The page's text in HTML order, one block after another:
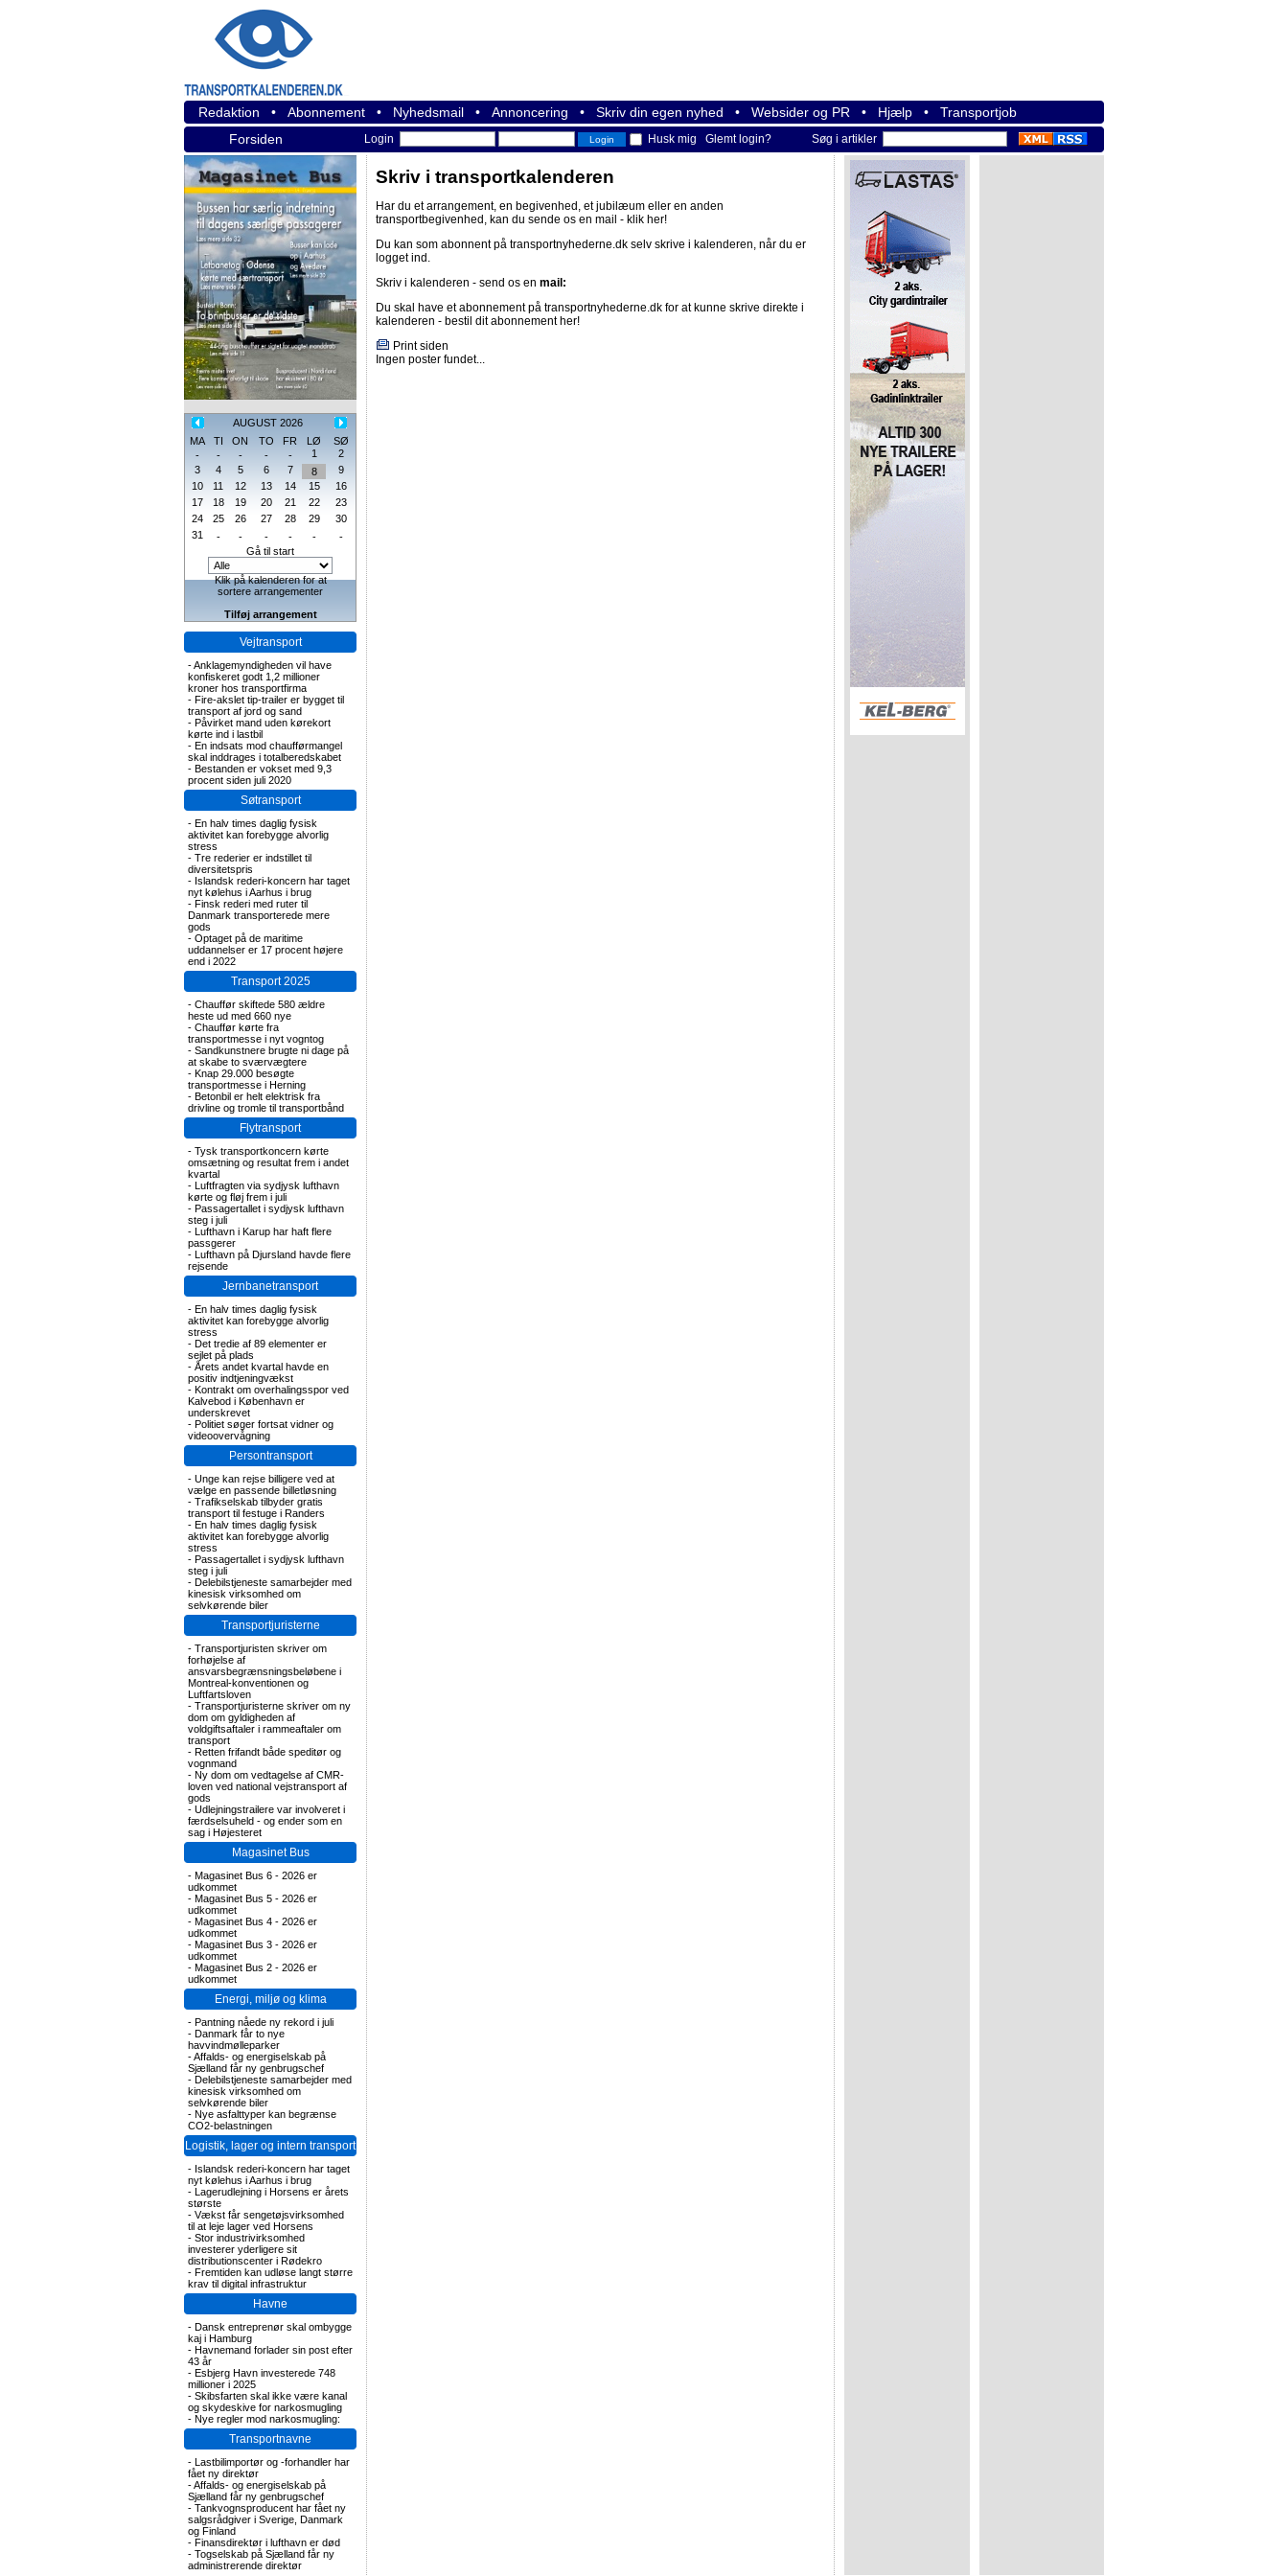
Redaktion • Abonnement • Nyhedsmail • Annoncering • Skriv din egen nyhed • Websider og PR • Hjælp • Transportjob
Forsiden
Login Husk mig Glemt login? Søg i artikler
AUGUST 2026
MA
TI ON TO FR LØ
SØ
-
- - - - 1
2
3
4 5 6 7 8
9
10
11 12 13 14 15
16
17
18 19 20 21 22
23
24
25 26 27 28 29
30
31
- - - - -
-
Gå til start
Klik på kalenderen for at
sortere arrangementer
Tilføj arrangement
Vejtransport
-Anklagemyndigheden vil have
konfiskeret godt 1,2 millioner
kroner hos transportfirma
- Fire-akslet tip-trailer er bygget til
transport af jord og sand
- Påvirket mand uden kørekort
kørte ind i lastbil
- En indsats mod chaufførmangel
skal inddrages i totalberedskabet
- Bestanden er vokset med 9,3
procent siden juli 2020
Søtransport
- En halv times daglig fysisk
aktivitet kan forebygge alvorlig
stress
- Tre rederier er indstillet til
diversitetspris
- Islandsk rederi-koncern har taget
nyt kølehus i Aarhus i brug
- Finsk rederi med ruter til
Danmark transporterede mere
gods
- Optaget på de maritime
uddannelser er 17 procent højere
end i 2022
Transport 2025
- Chauffør skiftede 580 ældre
heste ud med 660 nye
- Chauffør kørte fra
transportmesse i nyt vogntog
- Sandkunstnere brugte ni dage på
at skabe to sværvægtere
- Knap 29.000 besøgte
transportmesse i Herning
- Betonbil er helt elektrisk fra
drivline og tromle til transportbånd
Flytransport
- Tysk transportkoncern kørte
omsætning og resultat frem i andet
kvartal
- Luftfragten via sydjysk lufthavn
kørte og fløj frem i juli
- Passagertallet i sydjysk lufthavn
steg i juli
- Lufthavn i Karup har haft flere
passgerer
- Lufthavn på Djursland havde flere
rejsende
Jernbanetransport
- En halv times daglig fysisk
aktivitet kan forebygge alvorlig
stress
- Det tredie af 89 elementer er
sejlet på plads
- Årets andet kvartal havde en
positiv indtjeningvækst
- Kontrakt om overhalingsspor ved
Kalvebod i København er
underskrevet
- Politiet søger fortsat vidner og
videoovervågning
Persontransport
- Unge kan rejse billigere ved at
vælge en passende billetløsning
- Trafikselskab tilbyder gratis
transport til festuge i Randers
- En halv times daglig fysisk
aktivitet kan forebygge alvorlig
stress
- Passagertallet i sydjysk lufthavn
steg i juli
- Delebilstjeneste samarbejder med
kinesisk virksomhed om
selvkørende biler
Transportjuristerne
- Transportjuristen skriver om
forhøjelse af
ansvarsbegrænsningsbeløbene i
Montreal-konventionen og
Luftfartsloven
- Transportjuristerne skriver om ny
dom om gyldigheden af
voldgiftsaftaler i rammeaftaler om
transport
- Retten frifandt både speditør og
vognmand
- Ny dom om vedtagelse af CMR-
loven ved national vejstransport af
gods
- Udlejningstrailere var involveret i
færdselsuheld - og ender som en
sag i Højesteret
Magasinet Bus
- Magasinet Bus 6 - 2026 er
udkommet
- Magasinet Bus 5 - 2026 er
udkommet
- Magasinet Bus 4 - 2026 er
udkommet
- Magasinet Bus 3 - 2026 er
udkommet
- Magasinet Bus 2 - 2026 er
udkommet
Energi, miljø og klima
- Pantning nåede ny rekord i juli
- Danmark får to nye
havvindmølleparker
-Affalds- og energiselskab på
Sjælland får ny genbrugschef
- Delebilstjeneste samarbejder med
kinesisk virksomhed om
selvkørende biler
- Nye asfalttyper kan begrænse
CO2-belastningen
Logistik, lager og intern transport
- Islandsk rederi-koncern har taget
nyt kølehus i Aarhus i brug
- Lagerudlejning i Horsens er årets
største
- Vækst får sengetøjsvirksomhed
til at leje lager ved Horsens
- Stor industrivirksomhed
investerer yderligere sit
distributionscenter i Rødekro
- Fremtiden kan udløse langt større
krav til digital infrastruktur
Havne
- Dansk entreprenør skal ombygge
kaj i Hamburg
- Havnemand forlader sin post efter
43 år
- Esbjerg Havn investerede 748
millioner i 2025
- Skibsfarten skal ikke være kanal
og skydeskive for narkosmugling
- Nye regler mod narkosmugling:
Transportnavne
- Lastbilimportør og -forhandler har
fået ny direktør
-Affalds- og energiselskab på
Sjælland får ny genbrugschef
- Tankvognsproducent har fået ny
salgsrådgiver i Sverige, Danmark
og Finland
- Finansdirektør i lufthavn er død
- Togselskab på Sjælland får ny
administrerende direktør
Skriv i transportkalenderen
Har du et arrangement, en begivenhed, et jubilæum eller en anden
transportbegivenhed, kan du sende os en mail - klik her!
Du kan som abonnent på transportnyhederne.dk selv skrive i kalenderen, når du er
logget ind.
Skriv i kalenderen - send os en mail:
Du skal have et abonnement på transportnyhederne.dk for at kunne skrive direkte i
kalenderen - bestil dit abonnement her!
Print siden
Ingen poster fundet...